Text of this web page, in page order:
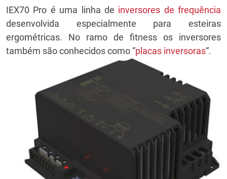
IEX70 Pro é uma linha de inversores de frequência
desenvolvida especialmente para esteiras
ergométricas. No ramo de fitness os inversores
também são conhecidos como “placas inversoras“.